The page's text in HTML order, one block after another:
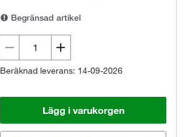
Begränsad artikel
Beräknad leverans: 14-09-2026
Lägg i varukorgen